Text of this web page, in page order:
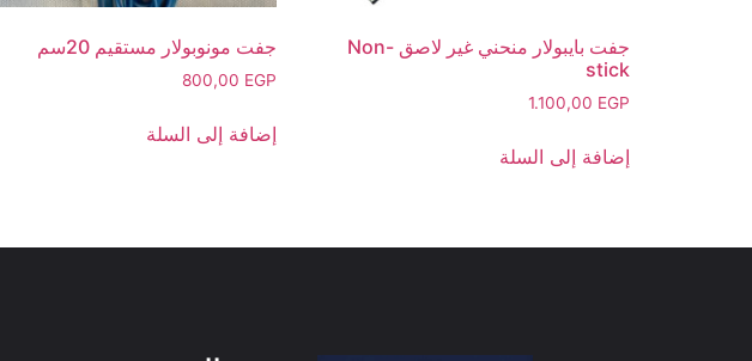
جفت بايبولار منحني غير لاصق Non-
stick
1.100,00 EGP
إضافة إلى السلة
جفت مونوبولار مستقيم 20سم
800,00 EGP
إضافة إلى السلة